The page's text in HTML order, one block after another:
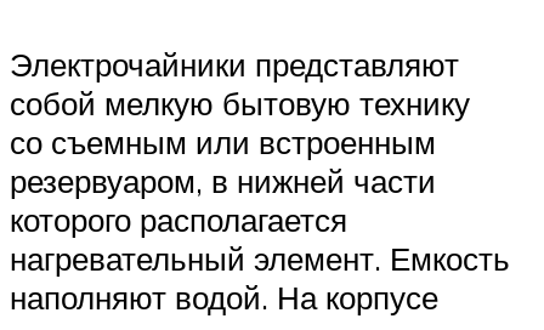
Электрочайники представляют
собой мелкую бытовую технику
со съемным или встроенным
резервуаром, в нижней части
которого располагается
нагревательный элемент. Емкость
наполняют водой. На корпусе